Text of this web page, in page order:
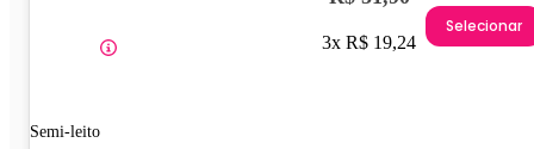
Semi-leito
3x R$ 19,24
Selecionar